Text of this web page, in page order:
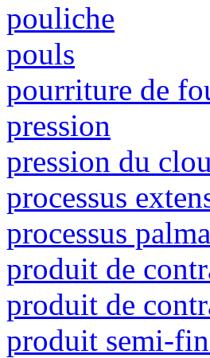
pouliche
pouls
pourriture de
pression
pression du clou
processus
processus
produit de
produit de
produit semi-